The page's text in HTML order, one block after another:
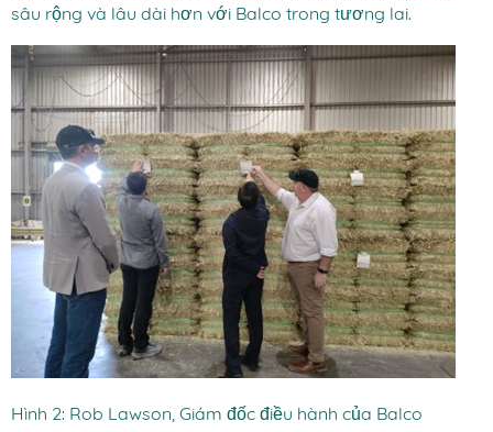
sâu rộng và lâu dài hơn với Balco trong tương lai.
Hình 2: Rob Lawson, Giám đốc điều hành của Balco